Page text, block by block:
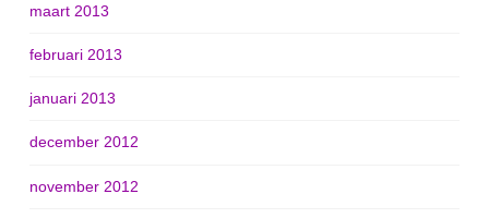
maart 2013
februari 2013
januari 2013
december 2012
november 2012